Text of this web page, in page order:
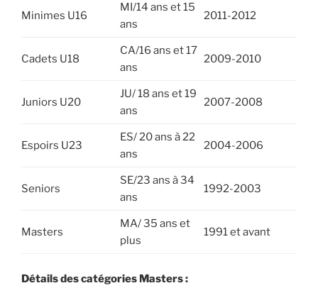
Minimes U16
MI/14 ans et 15
ans
2011-2012
Cadets U18
CA/16 ans et 17
ans
2009-2010
Juniors U20
JU/ 18 ans et 19
ans
2007-2008
Espoirs U23
ES/ 20 ans à 22
ans
2004-2006
Seniors
SE/23 ans à 34
ans
1992-2003
Masters
MA/ 35 ans et
plus
1991 et avant
Détails des catégories Masters :